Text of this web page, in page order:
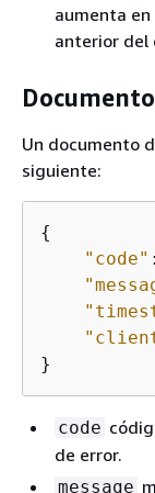
aumenta
anterior del
Un documento
siguiente:
{
"code"
}
code
de error.
message